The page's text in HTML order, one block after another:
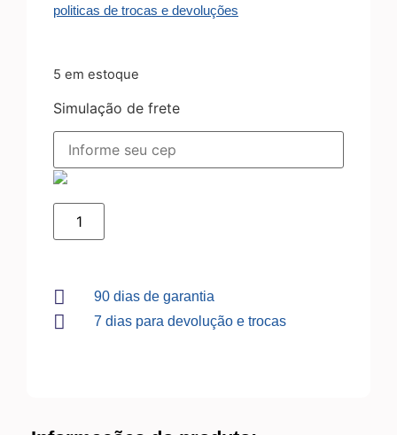
politicas de trocas e devoluções
5 em estoque
Simulação de frete
90 dias de garantia
7 dias para devolução e trocas